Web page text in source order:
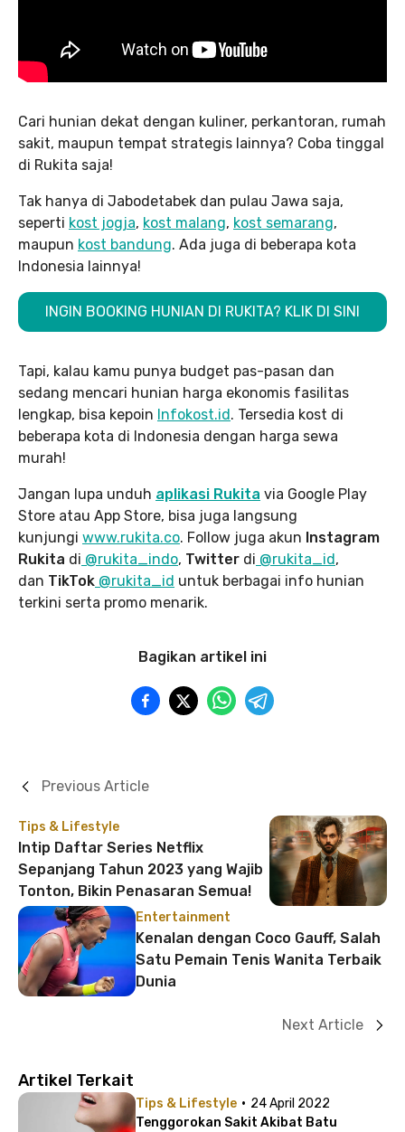
Cari hunian dekat dengan kuliner, perkantoran, rumah
sakit, maupun tempat strategis lainnya? Coba tinggal
di Rukita saja!
Tak hanya di Jabodetabek dan pulau Jawa saja,
seperti kost jogja, kost malang, kost semarang,
maupun kost bandung. Ada juga di beberapa kota
Indonesia lainnya!
INGIN BOOKING HUNIAN DI RUKITA? KLIK DI SINI
Tapi, kalau kamu punya budget pas-pasan dan
sedang mencari hunian harga ekonomis fasilitas
lengkap, bisa kepoin Infokost.id . Tersedia kost di
beberapa kota di Indonesia dengan harga sewa
murah!
Jangan lupa unduh aplikasi Rukita via Google Play
Store atau App Store, bisa juga langsung
kunjungi www.rukita.co. Follow juga akun Instagram
Rukita di @rukita_indo, Twitter di @rukita_id ,
dan TikTok @rukita_id untuk berbagai info hunian
terkini serta promo menarik.
Bagikan artikel ini
Tips & Lifestyle
Intip Daftar Series Netflix
Sepanjang Tahun 2023 yang Wajib
Tonton, Bikin Penasaran Semua!
Previous Article
Entertainment
Kenalan dengan Coco Gauff, Salah
Satu Pemain Tenis Wanita Terbaik
Dunia
Next Article
Artikel Terkait
Tips & Lifestyle · 24 April 2022
Tenggorokan Sakit Akibat Batu